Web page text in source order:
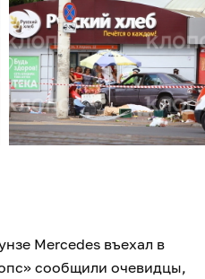
Mercedes въехал в
сообщили очевидцы,